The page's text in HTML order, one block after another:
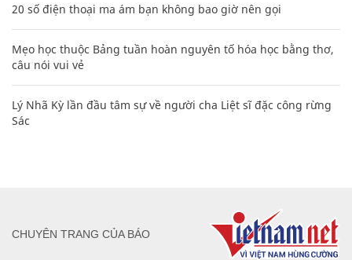
20 số điện thoại ma ám bạn không bao giờ nên gọi
Mẹo học thuộc Bảng tuần hoàn nguyên tố hóa học bằng thơ,
câu nói vui vẻ
Lý Nhã Kỳ lần đầu tâm sự về người cha Liệt sĩ đặc công rừng
Sác
CHUYÊN TRANG CỦA BÁO